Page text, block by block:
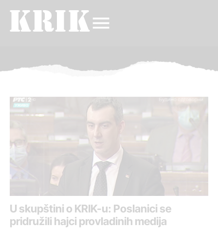
U skupštini o KRIK-u: Poslanici se
pridružili hajci provladinih medija